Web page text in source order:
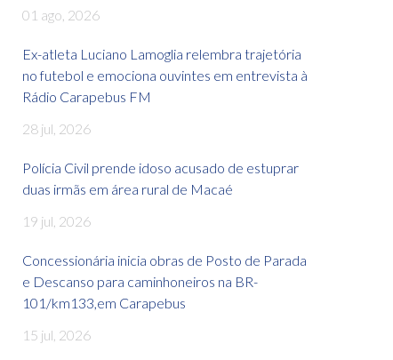
01 ago, 2026
Ex-atleta Luciano Lamoglia relembra trajetória
no futebol e emociona ouvintes em entrevista à
Rádio Carapebus FM
28 jul, 2026
Polícia Civil prende idoso acusado de estuprar
duas irmãs em área rural de Macaé
19 jul, 2026
Concessionária inicia obras de Posto de Parada
e Descanso para caminhoneiros na BR-
101/km133,em Carapebus
15 jul, 2026